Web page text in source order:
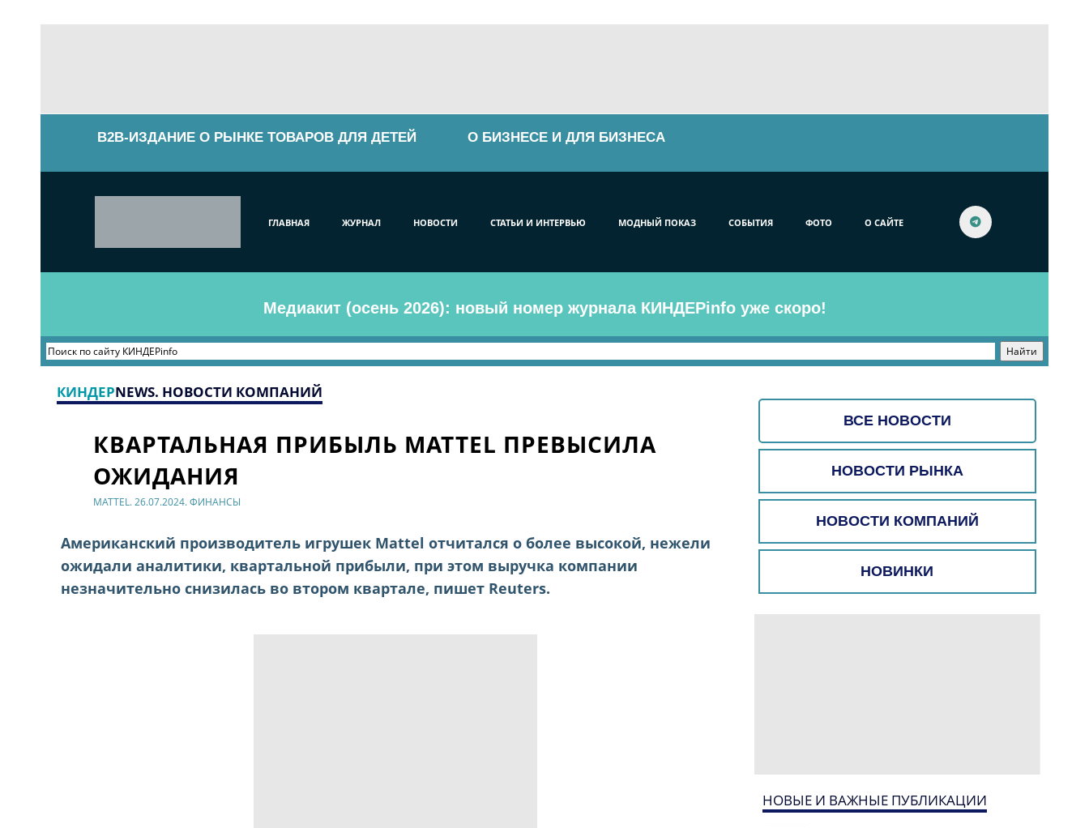
B2B-ИЗДАНИЕ О РЫНКЕ ТОВАРОВ ДЛЯ ДЕТЕЙ О БИЗНЕСЕ И ДЛЯ БИЗНЕСА
ГЛАВНАЯ ЖУРНАЛ НОВОСТИ СТАТЬИ И ИНТЕРВЬЮ МОДНЫЙ ПОКАЗ СОБЫТИЯ ФОТО О САЙТЕ
Медиакит (осень 2026): новый номер журнала КИНДЕРinfo уже скоро!
ВСЕ НОВОСТИ
НОВОСТИ РЫНКА
НОВОСТИ КОМПАНИЙ
НОВИНКИ
НОВЫЕ И ВАЖНЫЕ ПУБЛИКАЦИИ
КИНДЕРNEWS. НОВОСТИ КОМПАНИЙ
КВАРТАЛЬНАЯ ПРИБЫЛЬ MATTEL ПРЕВЫСИЛА
ОЖИДАНИЯ
MATTEL. 26.07.2024. ФИНАНСЫ
Американский производитель игрушек Mattel отчитался о более высокой, нежели
ожидали аналитики, квартальной прибыли, при этом выручка компании
незначительно снизилась во втором квартале, пишет Reuters.